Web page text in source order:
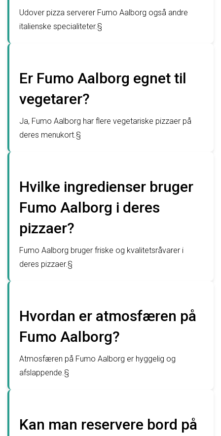
Udover pizza serverer Fumo Aalborg også andre
italienske specialiteter.§
Er Fumo Aalborg egnet til
vegetarer?
Ja, Fumo Aalborg har flere vegetariske pizzaer på
deres menukort.§
Hvilke ingredienser bruger
Fumo Aalborg i deres
pizzaer?
Fumo Aalborg bruger friske og kvalitetsråvarer i
deres pizzaer.§
Hvordan er atmosfæren på
Fumo Aalborg?
Atmosfæren på Fumo Aalborg er hyggelig og
afslappende.§
Kan man reservere bord på